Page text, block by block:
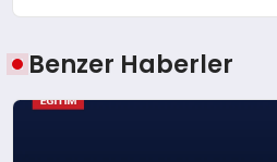
Benzer Haberler